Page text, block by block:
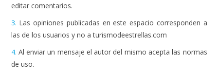
editar comentarios.
3. Las opiniones publicadas en este espacio corresponden a
las de los usuarios y no a turismodeestrellas.com
4. Al enviar un mensaje el autor del mismo acepta las normas
de uso.